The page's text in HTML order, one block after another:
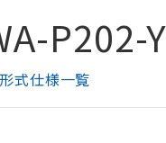
P202-
式仕様一覧